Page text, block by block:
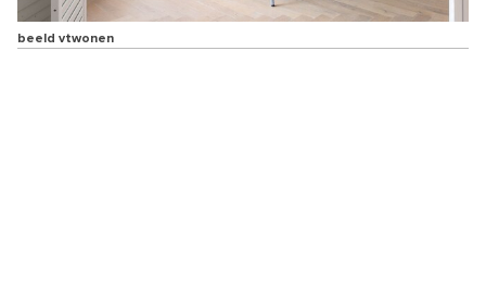
beeld vtwonen